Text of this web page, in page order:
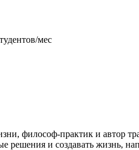
мес
философ-практик и автор
решения и создавать жизнь,